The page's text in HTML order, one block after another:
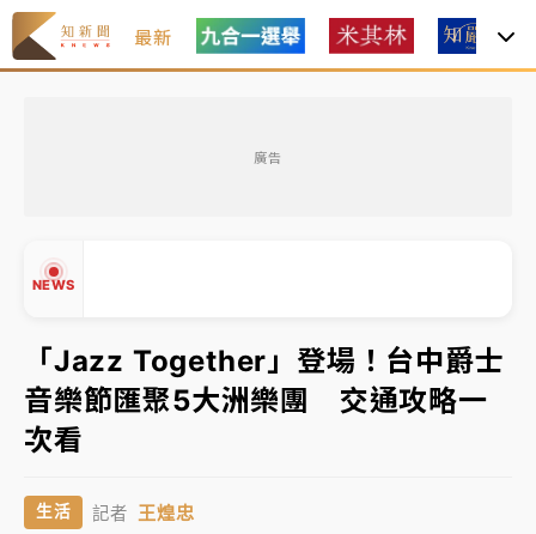
最新
廣告
NEWS
中信慈善基金會想增加董事人數！辜仲諒向法院聲請遭
駁 理由曝光
故宮《龍藏經》特展第2檔！今線上預約開賣一度塞車
周六起展出延長至晚上7時
台東農業處長涉圖利渡假村！東檢抗告成功 今重開羈
押庭
父親節泡湯了！中颱白海豚雨彈轟3天 「紅到發紫」降
雨熱區曝
▼
「Jazz Together」登場！台中爵士
音樂節匯聚5大洲樂團 交通攻略一
次看
生活 記者 王煌忠